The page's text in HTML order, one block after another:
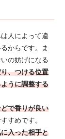
人によって違
からです。ま
の妨げになる
、つける位置
うに調整する
で香りが良い
すめです。
入った相手と